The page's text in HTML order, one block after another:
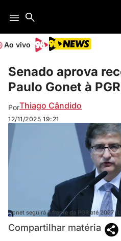
Ao vivo
Senado aprova
Paulo Gonet à PGR
PorThiago Cândido
12/11/2025 19:21
Gonet seguirá à frente da PGR até 2027
Compartilhar matéria